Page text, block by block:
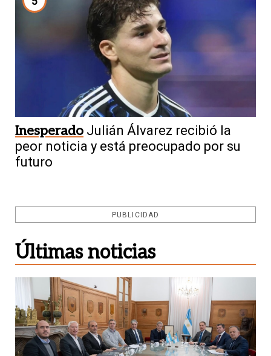
Inesperado Julián Álvarez recibió la
peor noticia y está preocupado por su
futuro
PUBLICIDAD
Últimas noticias